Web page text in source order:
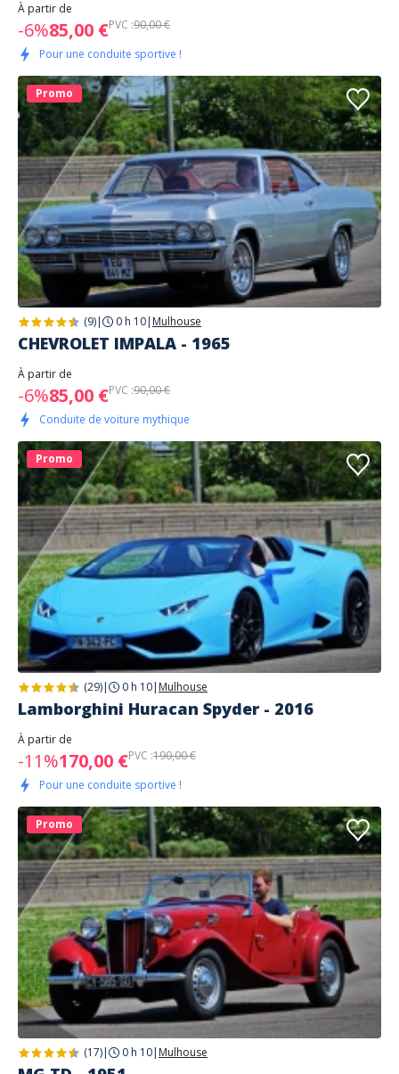
À partir de
-6%85,00 €PVC :90,00 €
Pour une conduite sportive !
Promo
(9)| 0 h 10| Mulhouse
CHEVROLET IMPALA - 1965
À partir de
-6%85,00 €PVC :90,00 €
Conduite de voiture mythique
Promo
(29)| 0 h 10| Mulhouse
Lamborghini Huracan Spyder - 2016
À partir de
-11%170,00 €PVC :190,00 €
Pour une conduite sportive !
Promo
(17)| 0 h 10| Mulhouse